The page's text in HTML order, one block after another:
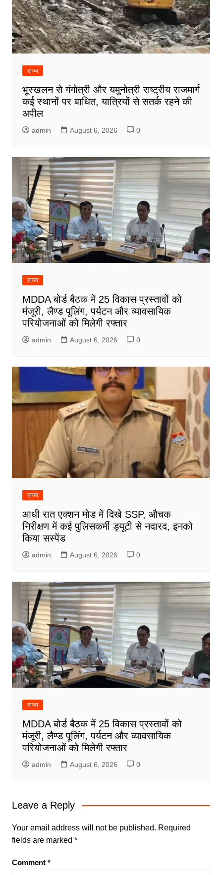
राज्य
भूस्खलन से गंगोत्री और यमुनोत्री राष्ट्रीय राजमार्ग
कई स्थानों पर बाधित, यात्रियों से सतर्क रहने की
अपील
admin August 6, 2026 0
राज्य
MDDA बोर्ड बैठक में 25 विकास प्रस्तावों को
मंजूरी, लैण्ड पूलिंग, पर्यटन और व्यावसायिक
परियोजनाओं को मिलेगी रफ्तार
admin August 6, 2026 0
राज्य
आधी रात एक्शन मोड में दिखे SSP, औचक
निरीक्षण में कई पुलिसकर्मी ड्यूटी से नदारद, इनको
किया सस्पेंड
admin August 6, 2026 0
राज्य
MDDA बोर्ड बैठक में 25 विकास प्रस्तावों को
मंजूरी, लैण्ड पूलिंग, पर्यटन और व्यावसायिक
परियोजनाओं को मिलेगी रफ्तार
admin August 6, 2026 0
Leave a Reply
Your email address will not be published. Required
fields are marked *
Comment *